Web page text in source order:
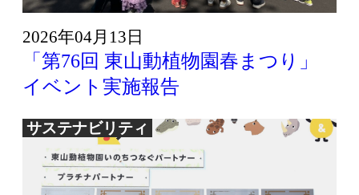
2026年04月13日
「第76回 東山動植物園春まつり」
イベント実施報告
サステナビリティ